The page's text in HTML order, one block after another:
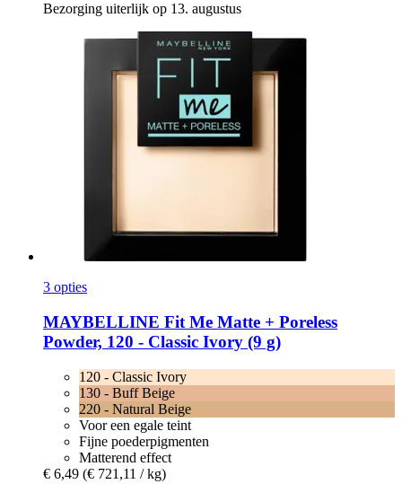
Bezorging uiterlijk op 13. augustus
3 opties
MAYBELLINE Fit Me Matte + Poreless
Powder, 120 -​ Classic Ivory (9 g)
120 - Classic Ivory
130 - Buff Beige
220 - Natural Beige
Voor een egale teint
Fijne poederpigmenten
Matterend effect
€ 6,49 (€ 721,11 / kg)